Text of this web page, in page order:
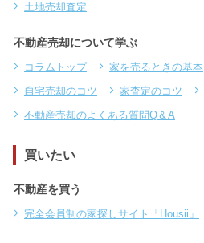
土地売却査定
不動産売却について学ぶ
コラムトップ 家を売るときの基本
自宅売却のコツ
家査定のコツ
不動産売却のよくある質問Q＆A
買いたい
不動産を買う
完全会員制の家探しサイト「Housii」